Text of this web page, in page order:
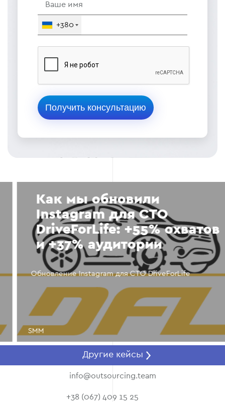
+380
Как мы обновили
Instagram для СТО
DriveForLife: +55% охватов
и +37% аудитории
Обновление Instagram для СТО DriveForLife
SMM
Другие кейсы
info@outsourcing.team
+38 (067) 409 15 25